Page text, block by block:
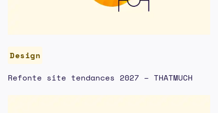
Design
Refonte site tendances 2027 – THATMUCH